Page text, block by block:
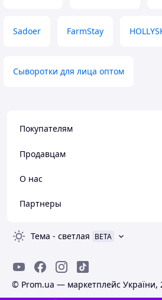
Sadoer FarmStay
Сыворотки для лица оптом
Покупателям
Продавцам
О нас
Партнеры
Тема - светлая BETA
© Prom.ua — маркетплейс України,